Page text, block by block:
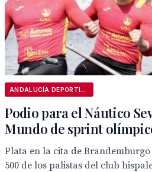
Podio para el Náutico
Mundo de sprint
Plata en la cita de
500 de los palistas del club